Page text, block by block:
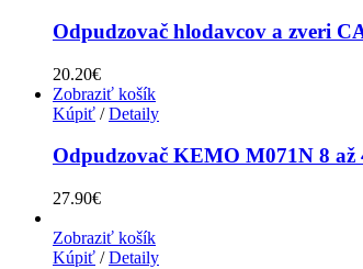
Odpudzovač hlodavcov a zveri
20.20€
Zobraziť košík
Kúpiť / Detaily
Odpudzovač KEMO M071N 8 až
27.90€
Zobraziť košík
Kúpiť / Detaily